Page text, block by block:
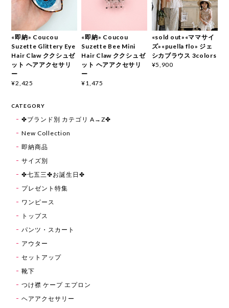
«即納» Coucou
Suzette Glittery Eye
Hair Claw ククシュゼ
ット ヘアアクセサリ
ー
¥2,425
«即納» Coucou
Suzette Bee Mini
Hair Claw ククシュゼ
ット ヘアアクセサリ
ー
¥1,475
«sold out»«ママサイ
ズ»«puella flo» ジェ
シカブラウス 3colors
¥5,900
CATEGORY
✤ブランド別 カテゴリ A→Z✤
New Collection
即納商品
サイズ別
✤七五三✤お誕生日✤
プレゼント特集
ワンピース
トップス
パンツ・スカート
アウター
セットアップ
靴下
つけ襟 ケープ エプロン
ヘアアクセサリー